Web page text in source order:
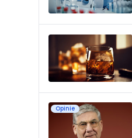
Opinie